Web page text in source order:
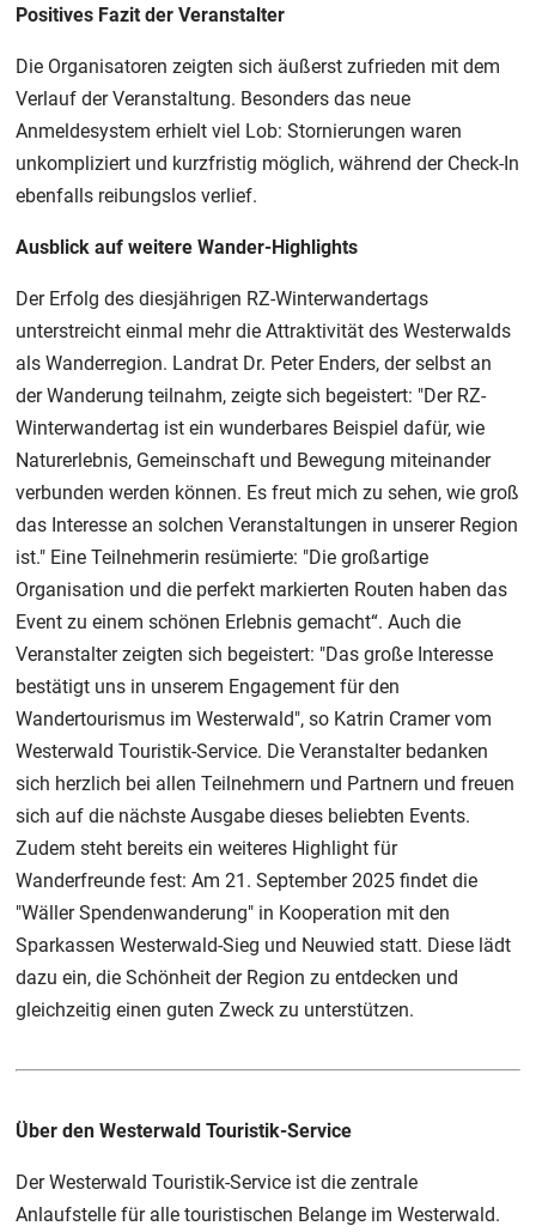
Positives Fazit der Veranstalter
Die Organisatoren zeigten sich äußerst zufrieden mit dem
Verlauf der Veranstaltung. Besonders das neue
Anmeldesystem erhielt viel Lob: Stornierungen waren
unkompliziert und kurzfristig möglich, während der Check-In
ebenfalls reibungslos verlief.
Ausblick auf weitere Wander-Highlights
Der Erfolg des diesjährigen RZ-Winterwandertags
unterstreicht einmal mehr die Attraktivität des Westerwalds
als Wanderregion. Landrat Dr. Peter Enders, der selbst an
der Wanderung teilnahm, zeigte sich begeistert: "Der RZ-
Winterwandertag ist ein wunderbares Beispiel dafür, wie
Naturerlebnis, Gemeinschaft und Bewegung miteinander
verbunden werden können. Es freut mich zu sehen, wie groß
das Interesse an solchen Veranstaltungen in unserer Region
ist." Eine Teilnehmerin resümierte: "Die großartige
Organisation und die perfekt markierten Routen haben das
Event zu einem schönen Erlebnis gemacht“. Auch die
Veranstalter zeigten sich begeistert: "Das große Interesse
bestätigt uns in unserem Engagement für den
Wandertourismus im Westerwald", so Katrin Cramer vom
Westerwald Touristik-Service. Die Veranstalter bedanken
sich herzlich bei allen Teilnehmern und Partnern und freuen
sich auf die nächste Ausgabe dieses beliebten Events.
Zudem steht bereits ein weiteres Highlight für
Wanderfreunde fest: Am 21. September 2025 findet die
"Wäller Spendenwanderung" in Kooperation mit den
Sparkassen Westerwald-Sieg und Neuwied statt. Diese lädt
dazu ein, die Schönheit der Region zu entdecken und
gleichzeitig einen guten Zweck zu unterstützen.
Über den Westerwald Touristik-Service
Der Westerwald Touristik-Service ist die zentrale
Anlaufstelle für alle touristischen Belange im Westerwald.